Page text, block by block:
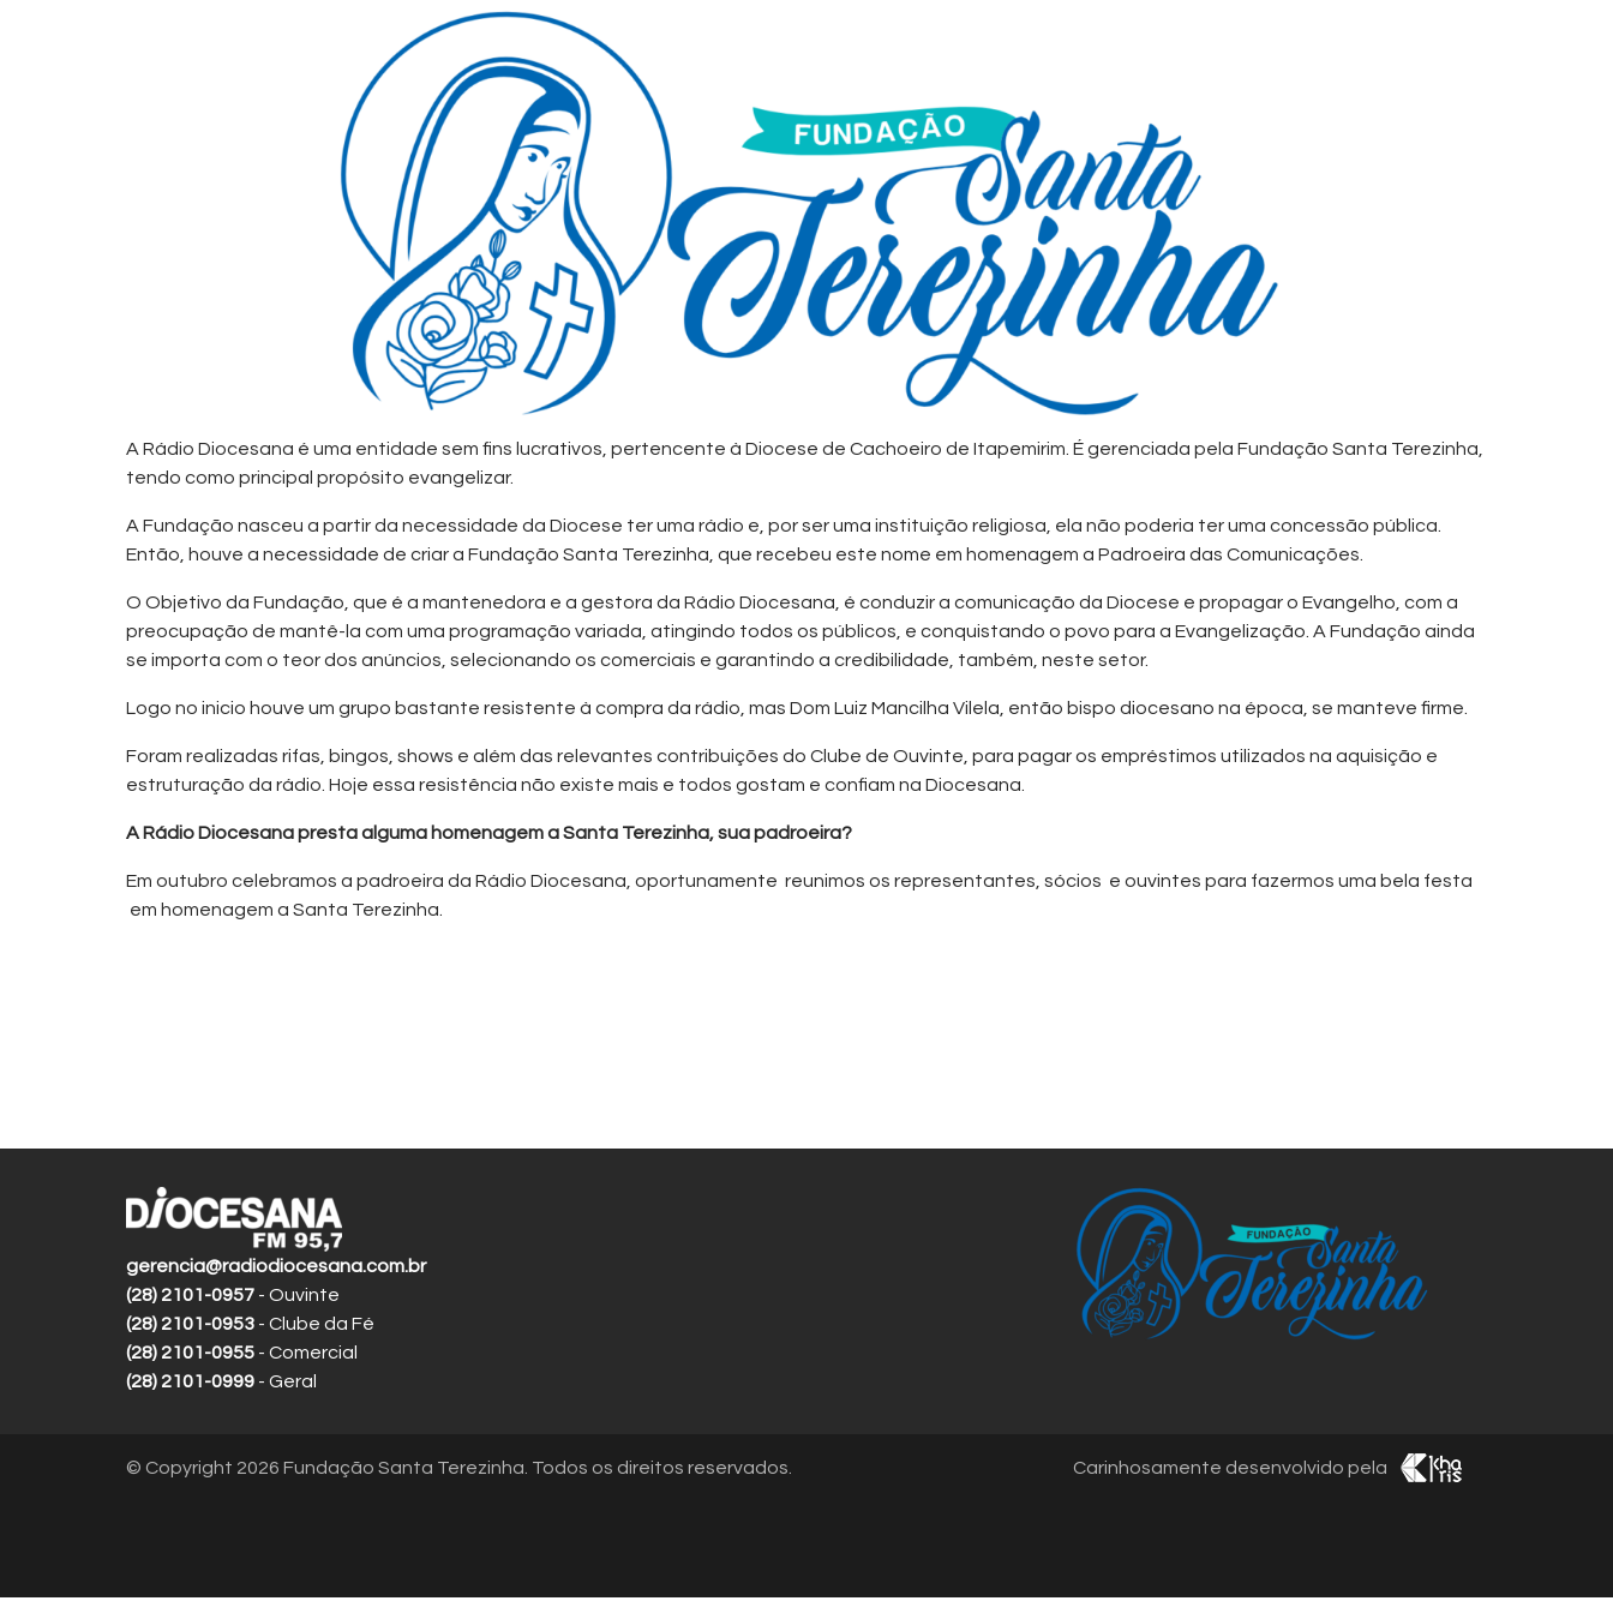
A Rádio Diocesana é uma entidade sem fins lucrativos, pertencente à Diocese de Cachoeiro de Itapemirim. É gerenciada pela Fundação Santa Terezinha,
tendo como principal propósito evangelizar.
A Fundação nasceu a partir da necessidade da Diocese ter uma rádio e, por ser uma instituição religiosa, ela não poderia ter uma concessão pública.
Então, houve a necessidade de criar a Fundação Santa Terezinha, que recebeu este nome em homenagem a Padroeira das Comunicações.
O Objetivo da Fundação, que é a mantenedora e a gestora da Rádio Diocesana, é conduzir a comunicação da Diocese e propagar o Evangelho, com a
preocupação de mantê-la com uma programação variada, atingindo todos os públicos, e conquistando o povo para a Evangelização. A Fundação ainda
se importa com o teor dos anúncios, selecionando os comerciais e garantindo a credibilidade, também, neste setor.
Logo no inicio houve um grupo bastante resistente à compra da rádio, mas Dom Luiz Mancilha Vilela, então bispo diocesano na época, se manteve firme.
Foram realizadas rifas, bingos, shows e além das relevantes contribuições do Clube de Ouvinte, para pagar os empréstimos utilizados na aquisição e
estruturação da rádio. Hoje essa resistência não existe mais e todos gostam e confiam na Diocesana.
A Rádio Diocesana presta alguma homenagem a Santa Terezinha, sua padroeira?
Em outubro celebramos a padroeira da Rádio Diocesana, oportunamente reunimos os representantes, sócios e ouvintes para fazermos uma bela festa
em homenagem a Santa Terezinha.
gerencia@radiodiocesana.com.br
(28) 2101-0957 - Ouvinte
(28) 2101-0953 - Clube da Fé
(28) 2101-0955 - Comercial
(28) 2101-0999 - Geral
© Copyright 2026 Fundação Santa Terezinha. Todos os direitos reservados. Carinhosamente desenvolvido pela